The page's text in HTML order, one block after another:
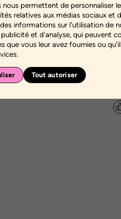
nous permettent de personnaliser
relatives aux médias sociaux et
informations sur l'utilisation de
et d'analyse, qui peuvent
que vous leur avez fournies ou
Tout autoriser